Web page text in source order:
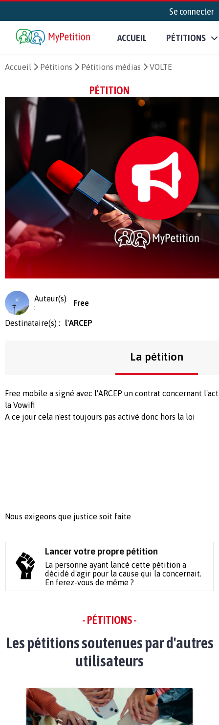
Se connecter
ACCUEIL PÉTITIONS
Accueil Pétitions Pétitions médias VOLTE
PÉTITION
Auteur(s)
:
Free
Destinataire(s) : l'ARCEP
La pétition
Free mobile a signé avec l'ARCEP un contrat concernant
la Vowifi
A ce jour cela n'est toujours pas activé donc hors la loi
Nous exigeons que justice soit faite
Lancer votre propre pétition
La personne ayant lancé cette pétition a
décidé d'agir pour la cause qui la concernait.
En ferez-vous de même ?
- PÉTITIONS -
Les pétitions soutenues par d'autres
utilisateurs